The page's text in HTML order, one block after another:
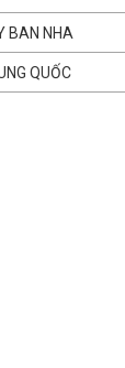
BAN NHA
QUỐC